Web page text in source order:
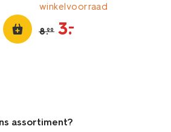
winkelvoorraad
8.99 3.
–
assortiment?